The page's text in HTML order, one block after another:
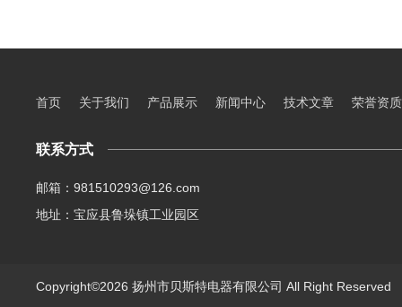
首页 关于我们 产品展示 新闻中心 技术文章 荣誉资质
联系方式
邮箱：981510293@126.com
地址：宝应县鲁垛镇工业园区
Copyright©2026 扬州市贝斯特电器有限公司 All Right